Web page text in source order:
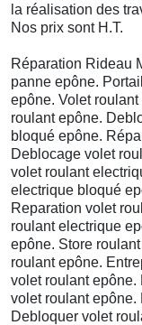
la réalisation des
Nos prix sont H.T.
Réparation Rideau
panne epône.
epône. Volet
roulant epône.
bloqué epône.
Deblocage volet
volet roulant
electrique bloqué
Reparation volet
roulant electrique
epône. Store
roulant epône.
volet roulant epône.
volet roulant epône.
Debloquer volet